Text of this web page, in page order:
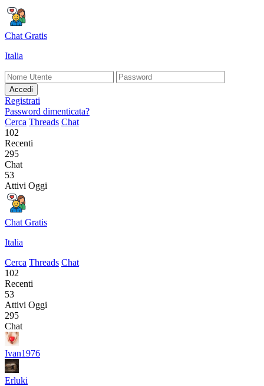
Chat Gratis
Italia
Accedi
Registrati
Password dimenticata?
Cerca Threads Chat
102
Recenti
295
Chat
53
Attivi Oggi
Chat Gratis
Italia
Cerca Threads Chat
102
Recenti
53
Attivi Oggi
295
Chat
Ivan1976
Erluki